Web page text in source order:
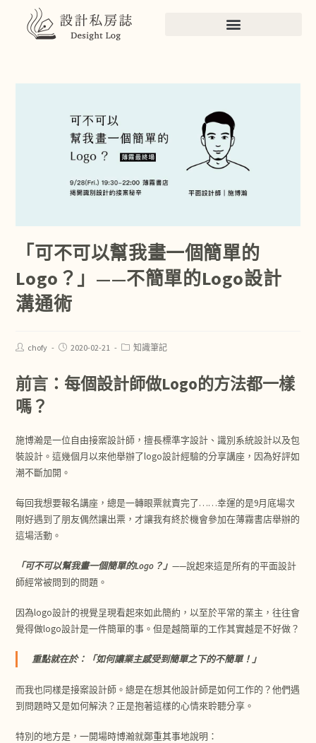
「可不可以幫我畫一個簡單的
Logo？」——不簡單的Logo設計
溝通術
chofy 2020-02-21 知識筆記
前言：每個設計師做Logo的方法都一樣
嗎？
施博瀚是一位自由接案設計師，擅長標準字設計、識別系統設計以及包
裝設計。這幾個月以來他舉辦了logo設計經驗的分享講座，因為好評如
潮不斷加開。
每回我想要報名講座，總是一轉眼票就賣完了……幸運的是9月底場次
剛好遇到了朋友偶然讓出票，才讓我有終於機會參加在薄霧書店舉辦的
這場活動。
「可不可以幫我畫一個簡單的Logo？」——說起來這是所有的平面設計
師經常被問到的問題。
因為logo設計的視覺呈現看起來如此簡約，以至於平常的業主，往往會
覺得做logo設計是一件簡單的事。但是越簡單的工作其實越是不好做？
重點就在於：「如何讓業主感受到簡單之下的不簡單！」
而我也同樣是接案設計師。總是在想其他設計師是如何工作的？他們遇
到問題時又是如何解決？正是抱著這樣的心情來聆聽分享。
特別的地方是，一開場時博瀚就鄭重其事地說明：